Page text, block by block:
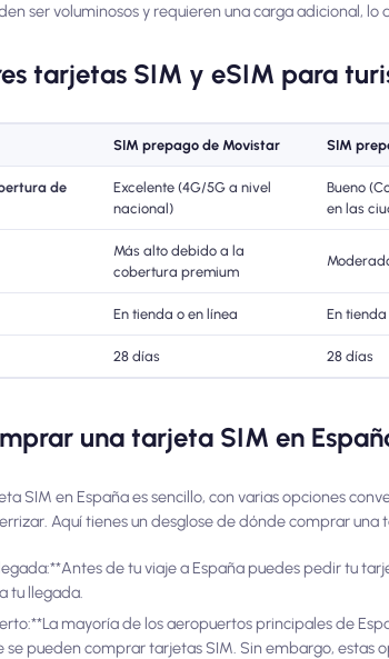
ser voluminosos y requieren una carga adicional, lo
tarjetas SIM y eSIM para
SIM prepago de Movistar SIM
de
Excelente (4G/5G a nivel
nacional)
Bueno
en las
Más alto debido a la
cobertura premium
En tienda o en línea En
28 días 28 días
una tarjeta SIM en
SIM en España es sencillo, con varias opciones
Aquí tienes un desglose de dónde comprar una
de tu viaje a España puedes pedir tu
tu llegada.
mayoría de los aeropuertos principales de
se pueden comprar tarjetas SIM. Sin embargo, estas